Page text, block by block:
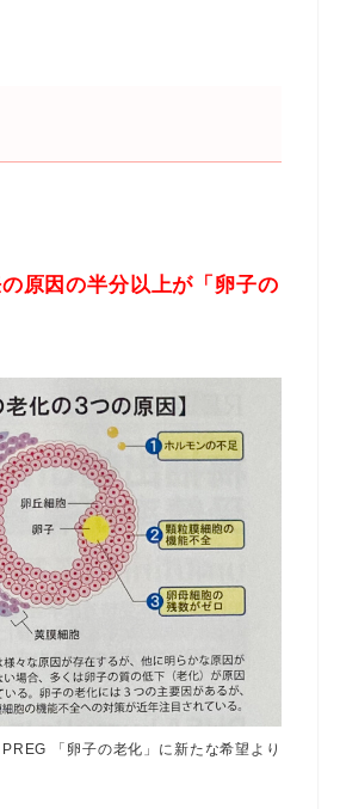
原因の半分以上が「卵子の
「卵子の老化」に新たな希望より